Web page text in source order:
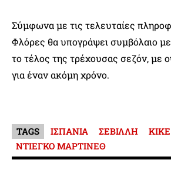
Σύμφωνα με τις τελευταίες
Φλόρες θα υπογράψει συμβόλαιο
το τέλος της τρέχουσας σεζόν, με
για έναν ακόμη χρόνο.
TAGS ΙΣΠΑΝΙΑ ΣΕΒΙΛΛΗ
ΝΤΙΕΓΚΟ ΜΑΡΤΙΝΕΘ